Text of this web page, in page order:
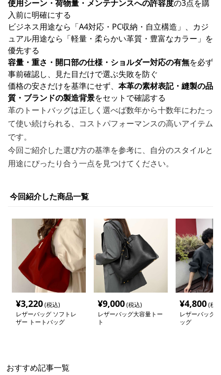
使用シーン・荷物量・メンテナンスへの許容度の3点を購
入前に明確にする
ビジネス用途なら「A4対応・PC収納・自立構造」、カジ
ュアル用途なら「軽量・柔らかい革質・豊富なカラー」を
優先する
容量・重さ・開口部の仕様・ショルダー対応の有無を必ず
事前確認し、見た目だけで選ぶ失敗を防ぐ
価格の安さだけを基準にせず、 本革の素材表記・縫製の品
質・ブランドの製造背景をセットで確認する
革のトートバッグは正しく選べば数年から十数年にわたっ
て使い続けられる、コストパフォーマンスの高いアイテム
です。
今回ご紹介した選び方の基準を参考に、自分のスタイルと
用途にぴったり合う一点を見つけてください。
今回紹介した商品一覧
¥3,220(税込)
レザーバッグ ソフトレ
ザー トートバッグ
¥9,000(税込)
レザーバッグ大容量トー
ト
¥4,800(税
レザーバッグ
ッグ
おすすめ記事一覧